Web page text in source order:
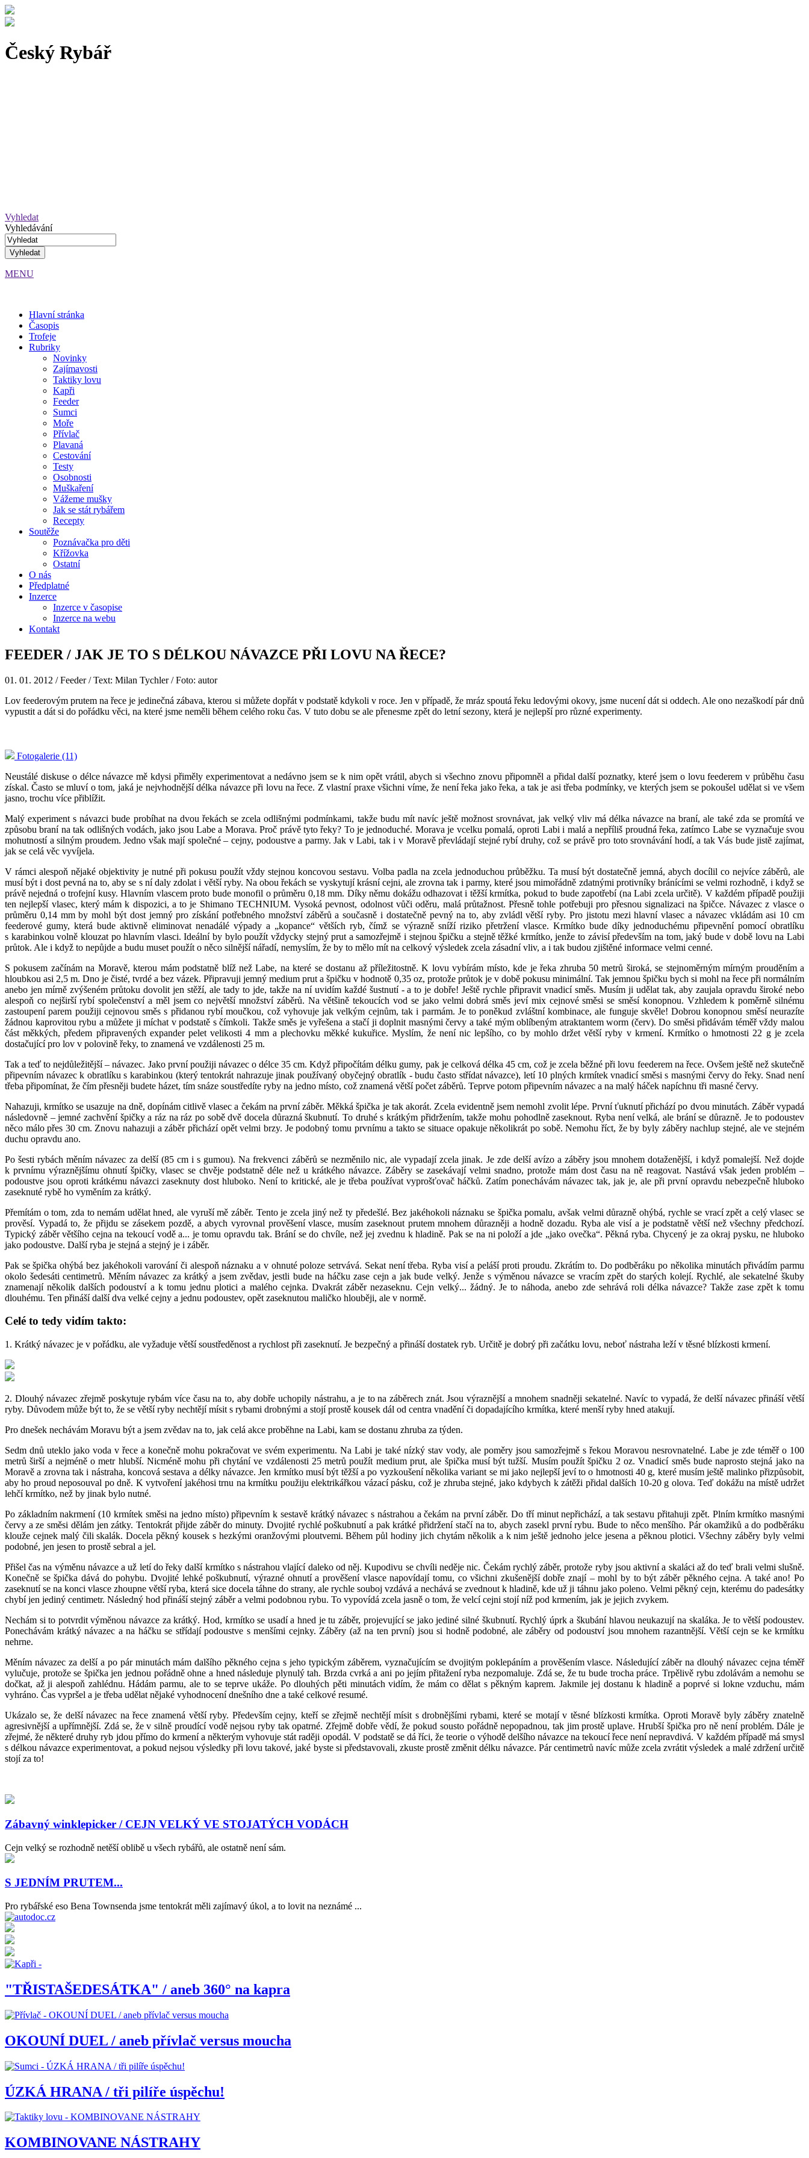
Český Rybář
Vyhledat
Vyhledávání
MENU
Hlavní stránka
Časopis
Trofeje
Rubriky
Novinky
Zajímavosti
Taktiky lovu
Kapři
Feeder
Sumci
Moře
Přívlač
Plavaná
Cestování
Testy
Osobnosti
Muškaření
Vážeme mušky
Jak se stát rybářem
Recepty
Soutěže
Poznávačka pro děti
Křížovka
Ostatní
O nás
Předplatné
Inzerce
Inzerce v časopise
Inzerce na webu
Kontakt
FEEDER / JAK JE TO S DÉLKOU NÁVAZCE PŘI LOVU NA ŘECE?
01. 01. 2012 / Feeder / Text: Milan Tychler / Foto: autor
Lov feederovým prutem na řece je jedinečná zábava, kterou si můžete dopřát v podstatě kdykoli v roce. Jen v případě, že mráz spoutá řeku ledovými okovy, jsme nucení dát si oddech. Ale ono nezaškodí pár dnů
vypustit a dát si do pořádku věci, na které jsme neměli během celého roku čas. V tuto dobu se ale přenesme zpět do letní sezony, která je nejlepší pro různé experimenty.
Fotogalerie (11)
Neustálé diskuse o délce návazce mě kdysi přiměly experimentovat a nedávno jsem se k nim opět vrátil, abych si všechno znovu připomněl a přidal další poznatky, které jsem o lovu feederem v průběhu času
získal. Často se mluví o tom, jaká je nejvhodnější délka návazce při lovu na řece. Z vlastní praxe všichni víme, že není řeka jako řeka, a tak je asi třeba podmínky, ve kterých jsem se pokoušel udělat si ve všem
jasno, trochu více přiblížit.
Malý experiment s návazci bude probíhat na dvou řekách se zcela odlišnými podmínkami, takže budu mít navíc ještě možnost srovnávat, jak velký vliv má délka návazce na braní, ale také zda se promítá ve
způsobu braní na tak odlišných vodách, jako jsou Labe a Morava. Proč právě tyto řeky? To je jednoduché. Morava je vcelku pomalá, oproti Labi i malá a nepříliš proudná řeka, zatímco Labe se vyznačuje svou
mohutností a silným proudem. Jedno však mají společné – cejny, podoustve a parmy. Jak v Labi, tak i v Moravě převládají stejné rybí druhy, což se právě pro toto srovnávání hodí, a tak Vás bude jistě zajímat,
jak se celá věc vyvíjela.
V rámci alespoň nějaké objektivity je nutné při pokusu použít vždy stejnou koncovou sestavu. Volba padla na zcela jednoduchou průběžku. Ta musí být dostatečně jemná, abych docílil co nejvíce záběrů, ale
musí být i dost pevná na to, aby se s ní daly zdolat i větší ryby. Na obou řekách se vyskytují krásní cejni, ale zrovna tak i parmy, které jsou mimořádně zdatnými protivníky bránícími se velmi rozhodně, i když se
právě nejedná o trofejní kusy. Hlavním vlascem proto bude monofil o průměru 0,18 mm. Díky němu dokážu odhazovat i těžší krmítka, pokud to bude zapotřebí (na Labi zcela určitě). V každém případě použiji
ten nejlepší vlasec, který mám k dispozici, a to je Shimano TECHNIUM. Vysoká pevnost, odolnost vůči oděru, malá průtažnost. Přesně tohle potřebuji pro přesnou signalizaci na špičce. Návazec z vlasce o
průměru 0,14 mm by mohl být dost jemný pro získání potřebného množství záběrů a současně i dostatečně pevný na to, aby zvládl větší ryby. Pro jistotu mezi hlavní vlasec a návazec vkládám asi 10 cm
feederové gumy, která bude aktivně eliminovat nenadálé výpady a „kopance“ větších ryb, čímž se výrazně sníží riziko přetržení vlasce. Krmítko bude díky jednoduchému připevnění pomocí obratlíku
s karabinkou volně klouzat po hlavním vlasci. Ideální by bylo použít vždycky stejný prut a samozřejmě i stejnou špičku a stejně těžké krmítko, jenže to závisí především na tom, jaký bude v době lovu na Labi
průtok. Ale i když to nepůjde a budu muset použít o něco silnější nářadí, nemyslím, že by to mělo mít na celkový výsledek zcela zásadní vliv, a i tak budou zjištěné informace velmi cenné.
S pokusem začínám na Moravě, kterou mám podstatně blíž než Labe, na které se dostanu až příležitostně. K lovu vybírám místo, kde je řeka zhruba 50 metrů široká, se stejnoměrným mírným prouděním a
hloubkou asi 2,5 m. Dno je čisté, tvrdé a bez vázek. Připravuji jemný medium prut a špičku v hodnotě 0,35 oz, protože průtok je v době pokusu minimální. Tak jemnou špičku bych si mohl na řece při normálním
anebo jen mírně zvýšeném průtoku dovolit jen stěží, ale tady to jde, takže na ní uvidím každé šustnutí - a to je dobře! Ještě rychle připravit vnadicí směs. Musím ji udělat tak, aby zaujala opravdu široké nebo
alespoň co nejširší rybí společenství a měl jsem co největší množství záběrů. Na většině tekoucích vod se jako velmi dobrá směs jeví mix cejnové směsi se směsí konopnou. Vzhledem k poměrně silnému
zastoupení parem použiji cejnovou směs s přidanou rybí moučkou, což vyhovuje jak velkým cejnům, tak i parmám. Je to poněkud zvláštní kombinace, ale funguje skvěle! Dobrou konopnou směsí neurazíte
žádnou kaprovitou rybu a můžete ji míchat v podstatě s čímkoli. Takže směs je vyřešena a stačí ji doplnit masnými červy a také mým oblíbeným atraktantem worm (červ). Do směsi přidávám téměř vždy malou
část měkkých, předem připravených expander pelet velikosti 4 mm a plechovku měkké kukuřice. Myslím, že není nic lepšího, co by mohlo držet větší ryby v krmení. Krmítko o hmotnosti 22 g je zcela
dostačující pro lov v polovině řeky, to znamená ve vzdálenosti 25 m.
Tak a teď to nejdůležitější – návazec. Jako první použiji návazec o délce 35 cm. Když připočítám délku gumy, pak je celková délka 45 cm, což je zcela běžné při lovu feederem na řece. Ovšem ještě než skutečně
připevním návazec k obratlíku s karabinkou (který tentokrát nahrazuje jinak používaný obyčejný obratlík - budu často střídat návazce), letí 10 plných krmítek vnadicí směsi s masnými červy do řeky. Snad není
třeba připomínat, že čím přesněji budete házet, tím snáze soustředíte ryby na jedno místo, což znamená větší počet záběrů. Teprve potom připevním návazec a na malý háček napíchnu tři masné červy.
Nahazuji, krmítko se usazuje na dně, dopínám citlivě vlasec a čekám na první záběr. Měkká špička je tak akorát. Zcela evidentně jsem nemohl zvolit lépe. První ťuknutí přichází po dvou minutách. Záběr vypadá
následovně – jemné zachvění špičky a ráz na ráz po sobě dvě docela důrazná škubnutí. To druhé s krátkým přidržením, takže mohu pohodlně zaseknout. Ryba není velká, ale brání se důrazně. Je to podoustev
něco málo přes 30 cm. Znovu nahazuji a záběr přichází opět velmi brzy. Je podobný tomu prvnímu a takto se situace opakuje několikrát po sobě. Nemohu říct, že by byly záběry nachlup stejné, ale ve stejném
duchu opravdu ano.
Po šesti rybách měním návazec za delší (85 cm i s gumou). Na frekvenci záběrů se nezměnilo nic, ale vypadají zcela jinak. Je zde delší avízo a záběry jsou mnohem dotaženější, i když pomalejší. Než dojde
k prvnímu výraznějšímu ohnutí špičky, vlasec se chvěje podstatně déle než u krátkého návazce. Záběry se zasekávají velmi snadno, protože mám dost času na ně reagovat. Nastává však jeden problém –
podoustve jsou oproti krátkému návazci zaseknuty dost hluboko. Není to kritické, ale je třeba používat vyprošťovač háčků. Zatím ponechávám návazec tak, jak je, ale při první opravdu nebezpečně hluboko
zaseknuté rybě ho vyměním za krátký.
Přemítám o tom, zda to nemám udělat hned, ale vyruší mě záběr. Tento je zcela jiný než ty předešlé. Bez jakéhokoli náznaku se špička pomalu, avšak velmi důrazně ohýbá, rychle se vrací zpět a celý vlasec se
prověsí. Vypadá to, že přijdu se zásekem pozdě, a abych vyrovnal prověšení vlasce, musím zaseknout prutem mnohem důrazněji a hodně dozadu. Ryba ale visí a je podstatně větší než všechny předchozí.
Typický záběr většího cejna na tekoucí vodě a... je tomu opravdu tak. Brání se do chvíle, než jej zvednu k hladině. Pak se na ni položí a jde „jako ovečka“. Pěkná ryba. Chycený je za okraj pysku, ne hluboko
jako podoustve. Další ryba je stejná a stejný je i záběr.
Pak se špička ohýbá bez jakéhokoli varování či alespoň náznaku a v ohnuté poloze setrvává. Sekat není třeba. Ryba visí a peláší proti proudu. Zkrátím to. Do podběráku po několika minutách přivádím parmu
okolo šedesáti centimetrů. Měním návazec za krátký a jsem zvědav, jestli bude na háčku zase cejn a jak bude velký. Jenže s výměnou návazce se vracím zpět do starých kolejí. Rychlé, ale sekatelné škuby
znamenají několik dalších podouství a k tomu jednu plotici a malého cejnka. Dvakrát záběr nezaseknu. Cejn velký... žádný. Je to náhoda, anebo zde sehrává roli délka návazce? Takže zase zpět k tomu
dlouhému. Ten přináší další dva velké cejny a jednu podoustev, opět zaseknutou maličko hlouběji, ale v normě.
Celé to tedy vidím takto:
1. Krátký návazec je v pořádku, ale vyžaduje větší soustředěnost a rychlost při zaseknutí. Je bezpečný a přináší dostatek ryb. Určitě je dobrý při začátku lovu, neboť nástraha leží v těsné blízkosti krmení.
2. Dlouhý návazec zřejmě poskytuje rybám více času na to, aby dobře uchopily nástrahu, a je to na záběrech znát. Jsou výraznější a mnohem snadněji sekatelné. Navíc to vypadá, že delší návazec přináší větší
ryby. Důvodem může být to, že se větší ryby nechtějí mísit s rybami drobnými a stojí prostě kousek dál od centra vnadění či dopadajícího krmítka, které menší ryby hned atakují.
Pro dnešek nechávám Moravu být a jsem zvědav na to, jak celá akce proběhne na Labi, kam se dostanu zhruba za týden.
Sedm dnů uteklo jako voda v řece a konečně mohu pokračovat ve svém experimentu. Na Labi je také nízký stav vody, ale poměry jsou samozřejmě s řekou Moravou nesrovnatelné. Labe je zde téměř o 100
metrů širší a nejméně o metr hlubší. Nicméně mohu při chytání ve vzdálenosti 25 metrů použít medium prut, ale špička musí být tužší. Musím použít špičku 2 oz. Vnadicí směs bude naprosto stejná jako na
Moravě a zrovna tak i nástraha, koncová sestava a délky návazce. Jen krmítko musí být těžší a po vyzkoušení několika variant se mi jako nejlepší jeví to o hmotnosti 40 g, které musím ještě malinko přizpůsobit,
aby ho proud neposouval po dně. K vytvoření jakéhosi trnu na krmítku použiju elektrikářkou vázací pásku, což je zhruba stejné, jako kdybych k zátěži přidal dalších 10-20 g olova. Teď dokážu na místě udržet
lehčí krmítko, než by jinak bylo nutné.
Po základním nakrmení (10 krmítek směsi na jedno místo) připevním k sestavě krátký návazec s nástrahou a čekám na první záběr. Do tří minut nepřichází, a tak sestavu přitahuji zpět. Plním krmítko masnými
červy a ze směsi dělám jen zátky. Tentokrát přijde záběr do minuty. Dvojité rychlé poškubnutí a pak krátké přidržení stačí na to, abych zasekl první rybu. Bude to něco menšího. Pár okamžiků a do podběráku
klouže cejnek malý čili skalák. Docela pěkný kousek s hezkými oranžovými ploutvemi. Během půl hodiny jich chytám několik a k nim ještě jednoho jelce jesena a pěknou plotici. Všechny záběry byly velmi
podobné, jen jesen to prostě sebral a jel.
Přišel čas na výměnu návazce a už letí do řeky další krmítko s nástrahou vlající daleko od něj. Kupodivu se chvíli neděje nic. Čekám rychlý záběr, protože ryby jsou aktivní a skaláci až do teď brali velmi slušně.
Konečně se špička dává do pohybu. Dvojité lehké poškubnutí, výrazné ohnutí a prověšení vlasce napovídají tomu, co všichni zkušenější dobře znají – mohl by to být záběr pěkného cejna. A také ano! Po
zaseknutí se na konci vlasce zhoupne větší ryba, která sice docela táhne do strany, ale rychle souboj vzdává a nechává se zvednout k hladině, kde už ji táhnu jako poleno. Velmi pěkný cejn, kterému do padesátky
chybí jen jediný centimetr. Následný hod přináší stejný záběr a velmi podobnou rybu. To vypovídá zcela jasně o tom, že velcí cejni stojí níž pod krmením, jak je jejich zvykem.
Nechám si to potvrdit výměnou návazce za krátký. Hod, krmítko se usadí a hned je tu záběr, projevující se jako jediné silné škubnutí. Rychlý úprk a škubání hlavou neukazují na skaláka. Je to větší podoustev.
Ponechávám krátký návazec a na háčku se střídají podoustve s menšími cejnky. Záběry (až na ten první) jsou si hodně podobné, ale záběry od podouství jsou mnohem razantnější. Větší cejn se ke krmítku
nehrne.
Měním návazec za delší a po pár minutách mám dalšího pěkného cejna s jeho typickým záběrem, vyznačujícím se dvojitým poklepáním a prověšením vlasce. Následující záběr na dlouhý návazec cejna téměř
vylučuje, protože se špička jen jednou pořádně ohne a hned následuje plynulý tah. Brzda cvrká a ani po jejím přitažení ryba nezpomaluje. Zdá se, že tu bude trocha práce. Trpělivě rybu zdolávám a nemohu se
dočkat, až ji alespoň zahlédnu. Hádám parmu, ale to se teprve ukáže. Po dlouhých pěti minutách vidím, že mám co dělat s pěkným kaprem. Jakmile jej dostanu k hladině a poprvé si lokne vzduchu, mám
vyhráno. Čas vypršel a je třeba udělat nějaké vyhodnocení dnešního dne a také celkové resumé.
Ukázalo se, že delší návazec na řece znamená větší ryby. Především cejny, kteří se zřejmě nechtějí mísit s drobnějšími rybami, které se motají v těsné blízkosti krmítka. Oproti Moravě byly záběry znatelně
agresivnější a upřímnější. Zdá se, že v silně proudící vodě nejsou ryby tak opatrné. Zřejmě dobře vědí, že pokud sousto pořádně nepopadnou, tak jim prostě uplave. Hrubší špička pro ně není problém. Dále je
zřejmé, že některé druhy ryb jdou přímo do krmení a některým vyhovuje stát raději opodál. V podstatě se dá říci, že teorie o výhodě delšího návazce na tekoucí řece není nepravdivá. V každém případě má smysl
s délkou návazce experimentovat, a pokud nejsou výsledky při lovu takové, jaké byste si představovali, zkuste prostě změnit délku návazce. Pár centimetrů navíc může zcela zvrátit výsledek a malé zdržení určitě
stojí za to!
Zábavný winklepicker / CEJN VELKÝ VE STOJATÝCH VODÁCH
Cejn velký se rozhodně netěší oblibě u všech rybářů, ale ostatně není sám.
S JEDNÍM PRUTEM...
Pro rybářské eso Bena Townsenda jsme tentokrát měli zajímavý úkol, a to lovit na neznámé ...
"TŘISTAŠEDESÁTKA" / aneb 360° na kapra
OKOUNÍ DUEL / aneb přívlač versus moucha
ÚZKÁ HRANA / tři pilíře úspěchu!
KOMBINOVANE NÁSTRAHY